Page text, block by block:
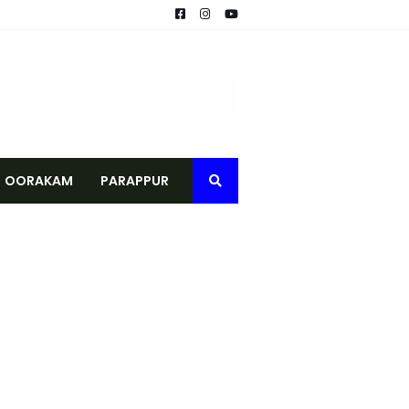
നീളുന്നു
ഭരണകൂടത്തിന്റെ ആദരം
തുടക്കമായി
വിതരണം നടത്തി
വിവരാവകാശ കമ്മീഷന്റെ ഉത്തരവ്
ഒരുങ്ങി ടെലികോം കമ്പനികള്
OORAKAM PARAPPUR